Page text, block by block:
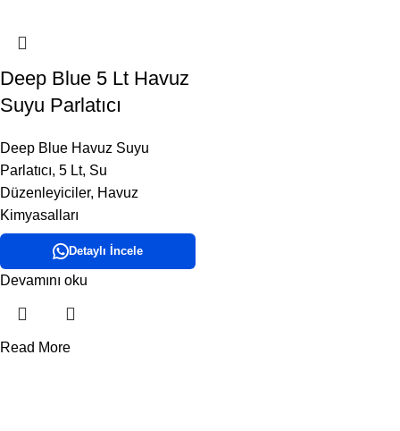
Deep Blue 5 Lt Havuz
Suyu Parlatıcı
Deep Blue Havuz Suyu
Parlatıcı, 5 Lt, Su
Düzenleyiciler, Havuz
Kimyasalları
Detaylı İncele
Devamını oku
Read More